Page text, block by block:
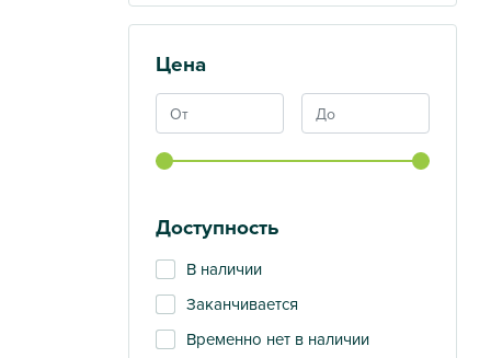
Показать
Цена
Доступность
В наличии
Заканчивается
Временно нет в наличии